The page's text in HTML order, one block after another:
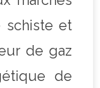
schiste et
de gaz
de